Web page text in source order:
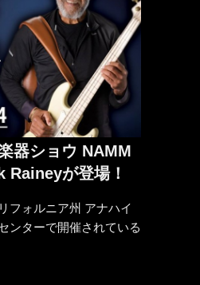
器ショウ NAMM
Raineyが登場！
フォルニア州 アナハイ
ンターで開催されている